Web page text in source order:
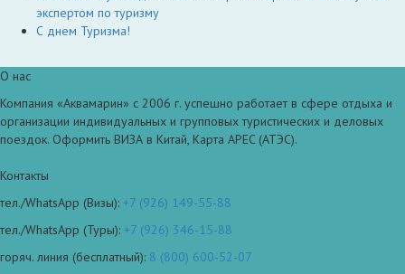
экспертом по туризму
С днем Туризма!
О нас
Компания «Аквамарин» с 2006 г. успешно работает в сфере отдыха и
организации индивидуальных и групповых туристических и деловых
поездок. Оформить ВИЗА в Китай, Карта APEC (АТЭС).
Контакты
тел./WhatsApp (Визы): +7 (926) 149-55-88
тел./WhatsApp (Туры): +7 (926) 346-15-88
горяч. линия (бесплатный): 8 (800) 600-52-07